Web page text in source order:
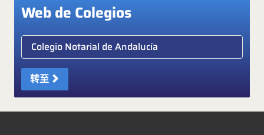
Web de Colegios
Elige colegio notarial
转至